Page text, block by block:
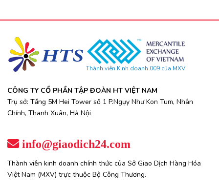
Thành viên Kinh doanh 009 của MXV
CÔNG TY CỔ PHẦN TẬP ĐOÀN HT VIỆT NAM
Trụ sở: Tầng 5M Hei Tower số 1 P.Ngụy Như Kon Tum, Nhân
Chính, Thanh Xuân, Hà Nội
info@giaodich24.com
Thành viên kinh doanh chính thức của Sở Giao Dịch Hàng Hóa
Việt Nam (MXV) trực thuộc Bộ Công Thương.